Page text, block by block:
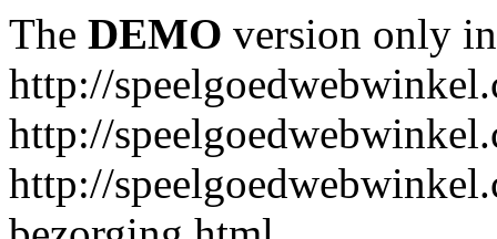
The DEMO version only
http://
http://
http://